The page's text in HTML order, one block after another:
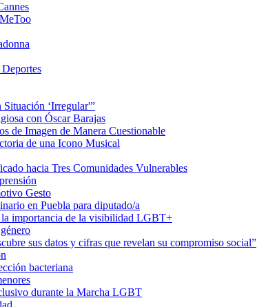
‘Irregular'”
con Óscar Barajas
de Imagen de Manera Cuestionable
de una Icono Musical
hacia Tres Comunidades Vulnerables
Gesto
en Puebla para diputado/a
importancia de la visibilidad LGBT+
sus datos y cifras que revelan su compromiso social”
bacteriana
durante la Marcha LGBT